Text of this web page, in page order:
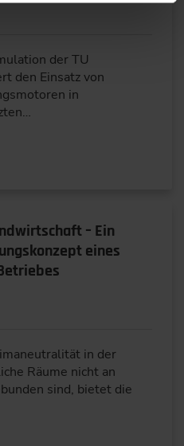
der TU
den Einsatz von
in
– Ein
eines
in der
Räume nicht an
sind, bietet die